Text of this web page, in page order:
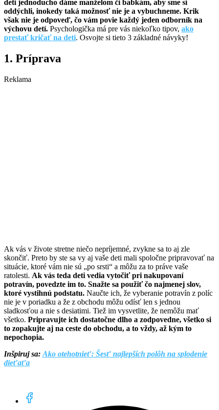
deti jednoducho dáme manželom či babkám, aby sme si
oddýchli, inokedy taká možnosť nie je a vybuchneme. Krik
však nie je odpoveď, čo vám povie každý jeden odborník na
výchovu detí. Psychologička má pre vás niekoľko tipov, ako
prestať kričať na deti. Osvojte si tieto 3 základné návyky!
1. Príprava
Reklama
Ak vás v živote stretne niečo nepríjemné, zvykne sa to aj zle
skončiť. Preto by ste sa vy aj vaše deti mali spoločne pripravovať na
situácie, ktoré vám nie sú „po srsti“ a môžu za to práve vaše
ratolesti. Ak vás teda deti vedia vytočiť pri nakupovaní
potravín, povedzte im to. Snažte sa použiť čo najmenej slov,
ktoré vystihnú podstatu. Naučte ich, že vyberanie potravín z políc
nie je v poriadku a že z obchodu môžu odísť len s jednou
sladkosťou a nie s desiatimi. Tiež im vysvetlite, že nemôžu mať
všetko. Pripravujte ich dostatočne dlho a zodpovedne, všetko si
to zopakujte aj na ceste do obchodu, a to vždy, až kým to
nepochopia.
Inšpiruj sa: Ako otehotnieť: Šesť najlepších polôh na splodenie
dieťaťa